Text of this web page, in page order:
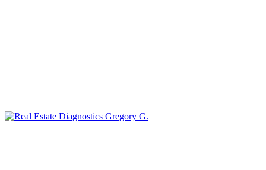
Gregory G.